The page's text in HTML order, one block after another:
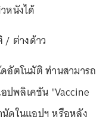
หนังได้
/ ต่างด้าว
อัตโนมัติ ท่านสามารถ
ปพลิเคชัน "Vaccine
นัดในแอปฯ หรือหลัง